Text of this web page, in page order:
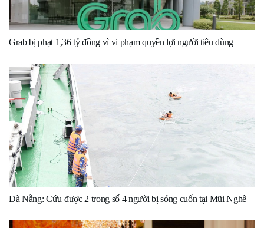
Grab bị phạt 1,36 tỷ đồng vì vi phạm quyền lợi người tiêu dùng
Đà Nẵng: Cứu được 2 trong số 4 người bị sóng cuốn tại Mũi Nghê